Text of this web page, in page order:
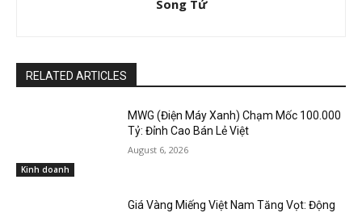
Song Tử
RELATED ARTICLES
Kinh doanh
MWG (Điện Máy Xanh) Chạm Mốc 100.000
Tỷ: Đỉnh Cao Bán Lẻ Việt
August 6, 2026
Giá Vàng Miếng Việt Nam Tăng Vọt: Động